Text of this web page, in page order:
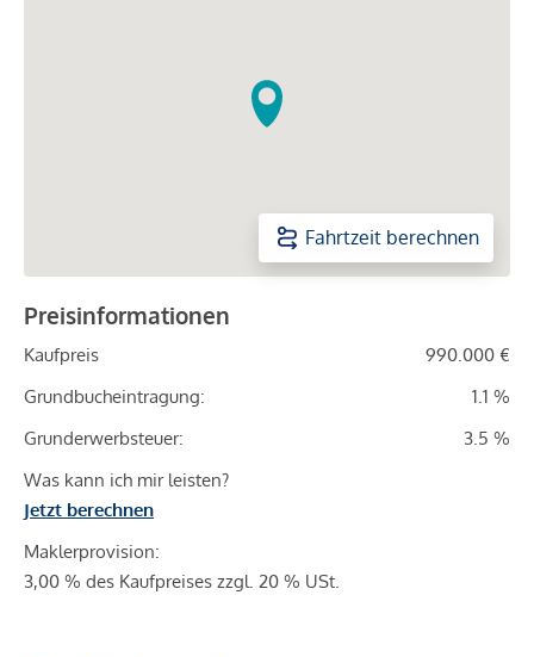
Fahrtzeit berechnen
Preisinformationen
Kaufpreis
990.000 €
Grundbucheintragung:
1.1 %
Grunderwerbsteuer:
3.5 %
Was kann ich mir leisten?
Jetzt berechnen
Maklerprovision:
3,00 % des Kaufpreises zzgl. 20 % USt.